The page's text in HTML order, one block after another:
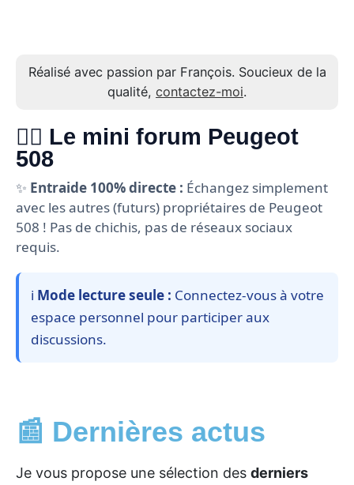
Réalisé avec passion par François. Soucieux de la
qualité, contactez-moi.
🙋‍♂️ Le mini forum Peugeot
508
✨ Entraide 100% directe : Échangez simplement
avec les autres (futurs) propriétaires de Peugeot
508 ! Pas de chichis, pas de réseaux sociaux
requis.
ℹ️ Mode lecture seule : Connectez-vous à votre
espace personnel pour participer aux
discussions.
📰 Dernières actus
Je vous propose une sélection des derniers